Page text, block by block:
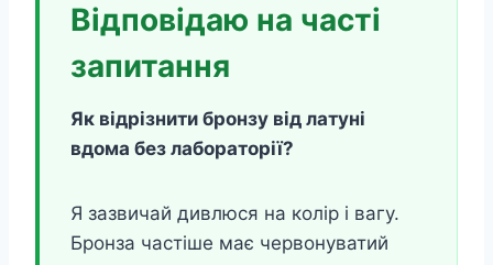
Відповідаю на часті
запитання
Як відрізнити бронзу від латуні
вдома без лабораторії?
Я зазвичай дивлюся на колір і вагу.
Бронза частіше має червонуватий